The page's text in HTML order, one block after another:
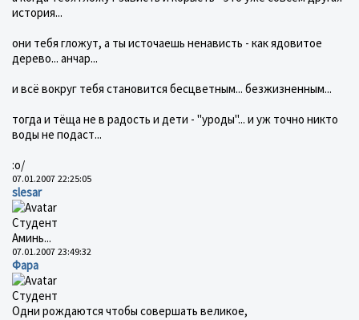
история...
они тебя гложут, а ты источаешь ненависть - как ядовитое
дерево... анчар...
и всё вокруг тебя становится бесцветным... безжизненным...
тогда и тёща не в радость и дети - "уроды"... и уж точно никто
воды не подаст...
:о/
07.01.2007 22:25:05
slesar
Студент
Аминь...
07.01.2007 23:49:32
Фара
Студент
Одни рождаются чтобы совершать великое,